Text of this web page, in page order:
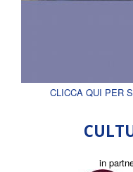
CLICCA QUI PER
in